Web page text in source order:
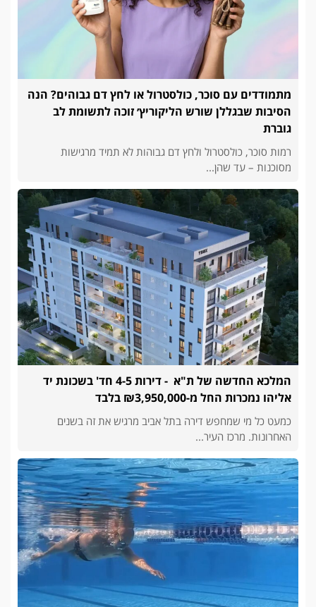
מתמודדים עם סוכר, כולסטרול או לחץ דם גבוהים? הנה
הסיבות שבגללן שורש הליקוריץ׳ זוכה לתשומת לב
גוברת
רמות סוכר, כולסטרול ולחץ דם גבוהות לא תמיד מרגישות
מסוכנות – עד שהן...
המלכא החדשה של ת"א - דירות 4-5 חד' בשכונת יד
אליהו נמכרות החל מ-₪3,950,000 בלבד
כמעט כל מי שמחפש דירה בתל אביב מרגיש את זה בשנים
האחרונות. מרכז העיר...